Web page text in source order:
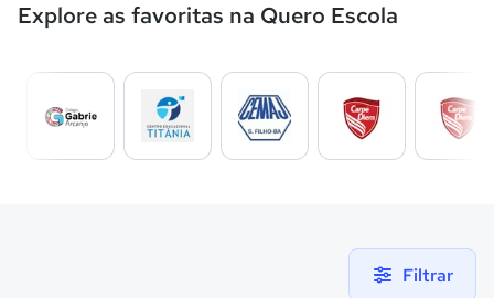
Explore as favoritas na Quero Escola
Filtrar